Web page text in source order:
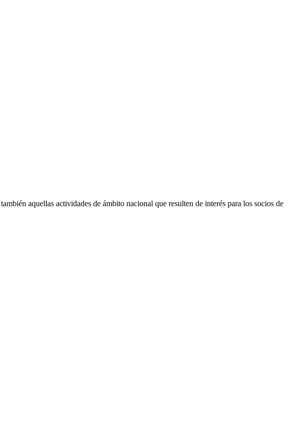
aquellas actividades de ámbito nacional que resulten de interés para los socios de